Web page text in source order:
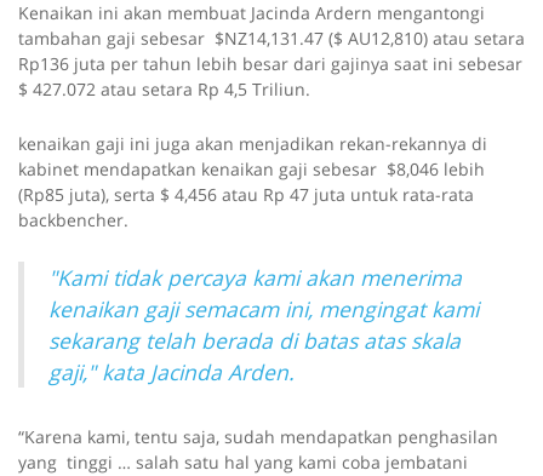
Kenaikan ini akan membuat Jacinda Ardern mengantongi
tambahan gaji sebesar $NZ14,131.47 ($ AU12,810) atau setara
Rp136 juta per tahun lebih besar dari gajinya saat ini sebesar
$ 427.072 atau setara Rp 4,5 Triliun.
kenaikan gaji ini juga akan menjadikan rekan-rekannya di
kabinet mendapatkan kenaikan gaji sebesar $8,046 lebih
(Rp85 juta), serta $ 4,456 atau Rp 47 juta untuk rata-rata
backbencher.
"Kami tidak percaya kami akan menerima
kenaikan gaji semacam ini, mengingat kami
sekarang telah berada di batas atas skala
gaji," kata Jacinda Arden.
“Karena kami, tentu saja, sudah mendapatkan penghasilan
yang tinggi … salah satu hal yang kami coba jembatani